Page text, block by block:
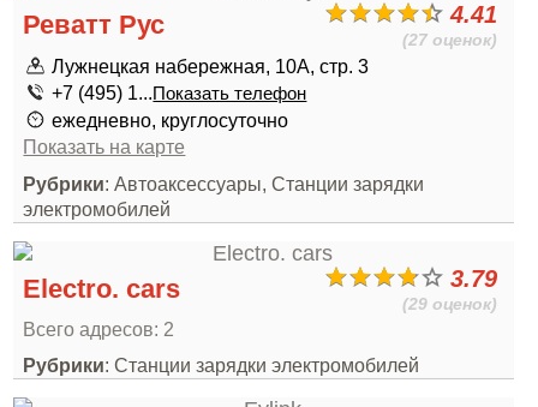
4.41
(27 оценок)
Реватт Рус
Лужнецкая набережная, 10А, стр. 3
+7 (495) 1...Показать телефон
ежедневно, круглосуточно
Показать на карте
Рубрики: Автоаксессуары, Станции зарядки
электромобилей
3.79
(29 оценок)
Electro. cars
Всего адресов: 2
Рубрики: Станции зарядки электромобилей